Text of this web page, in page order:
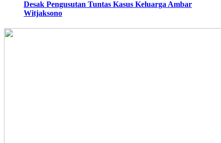
Desak Pengusutan Tuntas Kasus Keluarga Ambar
Witjaksono